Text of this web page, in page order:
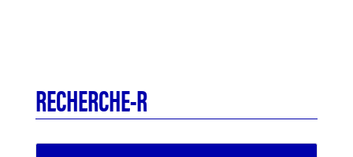
RECHERCHE-R